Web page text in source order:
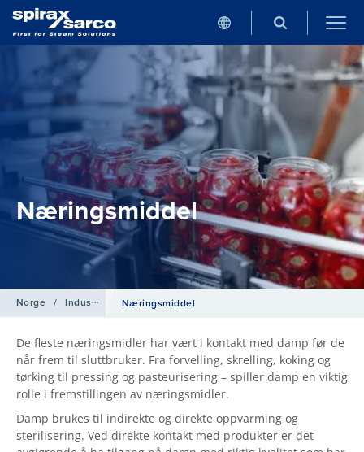
Næringsmiddel
Norge / Industrier Næringsmiddel
De fleste næringsmidler har vært i kontakt med damp før de
når frem til sluttbruker. Fra forvelling, skrelling, koking og
tørking til pressing og pasteurisering – spiller damp en viktig
rolle i fremstillingen av næringsmidler.
Damp brukes til indirekte og direkte oppvarming og
sterilisering. Ved direkte kontakt med produkter er det